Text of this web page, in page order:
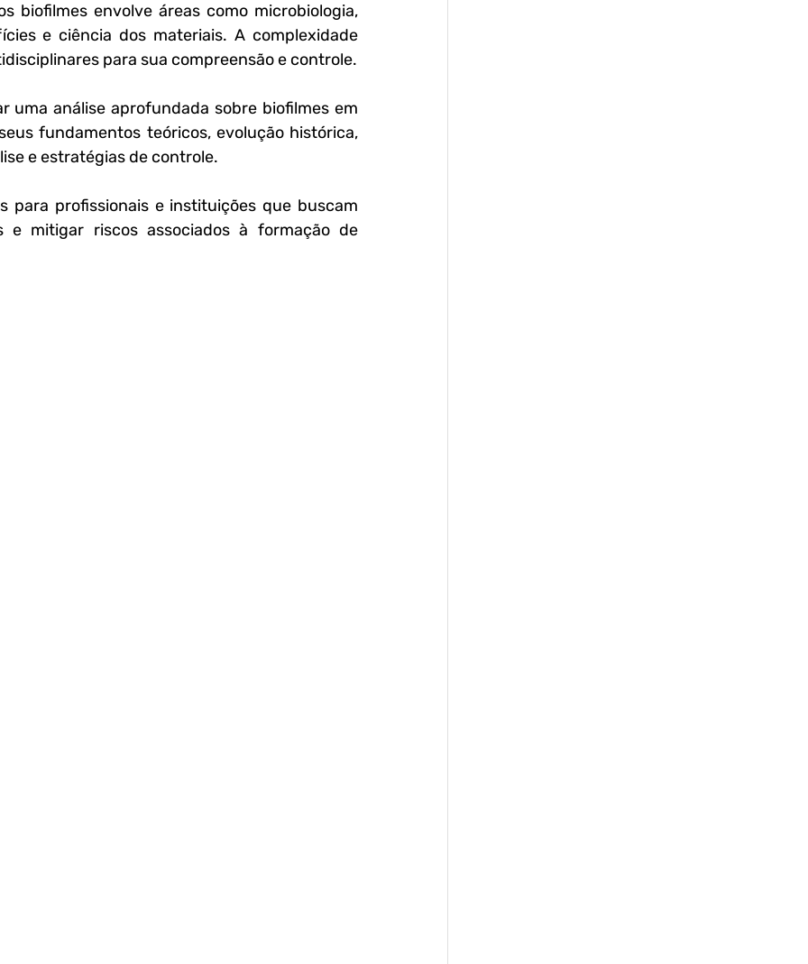
biofilmes envolve áreas como microbiologia,
e ciência dos materiais. A complexidade
para sua compreensão e controle.
uma análise aprofundada sobre biofilmes em
fundamentos teóricos, evolução histórica,
e estratégias de controle.
para profissionais e instituições que buscam
e mitigar riscos associados à formação de